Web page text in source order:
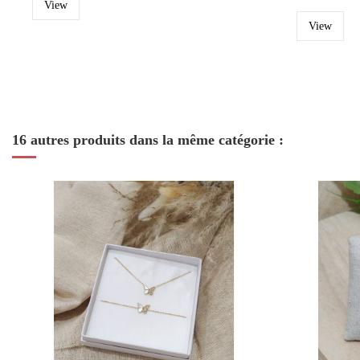
View
View
16 autres produits dans la même catégorie :